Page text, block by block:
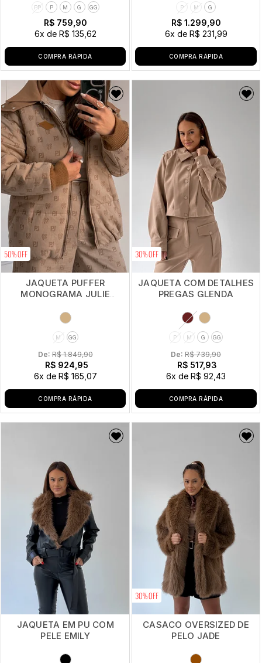
PP P M G GG
R$ 759,90
6x de R$ 135,62
COMPRA RÁPIDA
P M G
R$ 1.299,90
6x de R$ 231,99
COMPRA RÁPIDA
50% OFF
JAQUETA PUFFER
MONOGRAMA JULIE
M GG
De: R$ 1.849,90
R$ 924,95
6x de R$ 165,07
COMPRA RÁPIDA
30% OFF
JAQUETA COM DETALHES
PREGAS GLENDA
P M G GG
De: R$ 739,90
R$ 517,93
6x deR$ 92,43
COMPRA RÁPIDA
JAQUETA EM PU COM
PELE EMILY
30% OFF
CASACO OVERSIZED DE
PELO JADE